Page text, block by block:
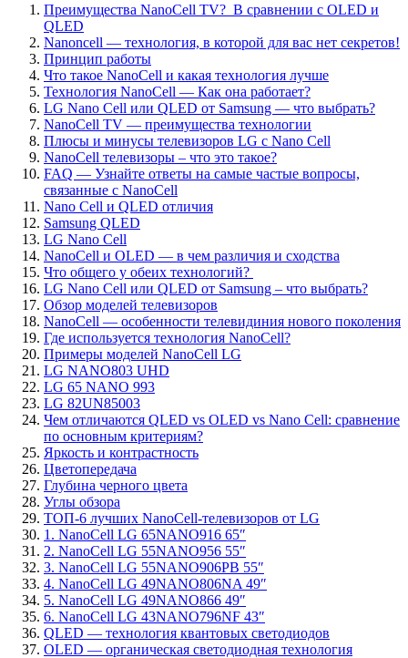
Преимущества NanoCell TV? В сравнении с OLED и
QLED
Nanoncell — технология, в которой для вас нет секретов!
Принцип работы
Что такое NanoCell и какая технология лучше
Технология NanoCell — Как она работает?
LG Nano Cell или QLED от Samsung — что выбрать?
NanoCell TV — преимущества технологии
Плюсы и минусы телевизоров LG с Nano Cell
NanoCell телевизоры – что это такое?
FAQ — Узнайте ответы на самые частые вопросы,
связанные с NanoCell
Nano Cell и QLED отличия
Samsung QLED
LG Nano Cell
NanoCell и OLED — в чем различия и сходства
Что общего у обеих технологий?
LG Nano Cell или QLED от Samsung – что выбрать?
Обзор моделей телевизоров
NanoCell — особенности телевидиния нового поколения
Где используется технология NanoCell?
Примеры моделей NanoCell LG
LG NANO803 UHD
LG 65 NANO 993
LG 82UN85003
Чем отличаются QLED vs OLED vs Nano Cell: сравнение
по основным критериям?
Яркость и контрастность
Цветопередача
Глубина черного цвета
Углы обзора
ТОП-6 лучших NanoCell-телевизоров от LG
1. NanoCell LG 65NANO916 65″
2. NanoCell LG 55NANO956 55″
3. NanoCell LG 55NANO906PB 55″
4. NanoCell LG 49NANO806NA 49″
5. NanoCell LG 49NANO866 49″
6. NanoCell LG 43NANO796NF 43″
QLED — технология квантовых светодиодов
OLED — органическая светодиодная технология